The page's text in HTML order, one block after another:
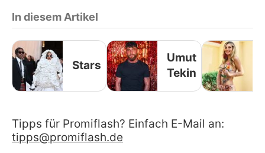
In diesem Artikel
Stars
Umut
Tekin
Tipps für Promiflash? Einfach E-Mail an:
tipps@promiflash.de